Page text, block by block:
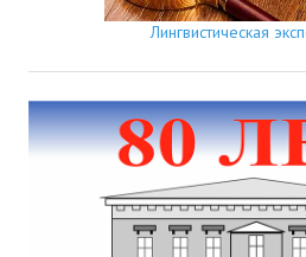
Лингвистическая